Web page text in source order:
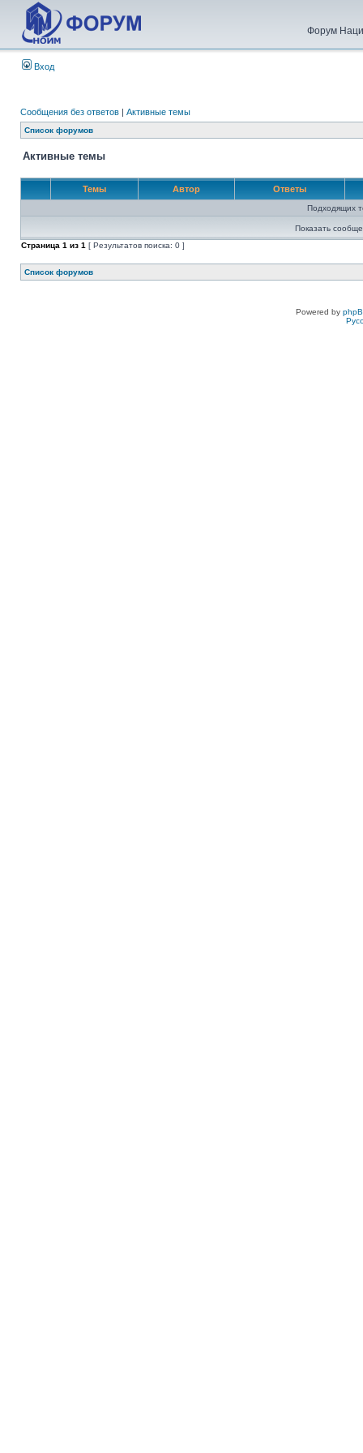
Форум
Вход
Сообщения без ответов | Активные темы
Список форумов
Активные темы
Темы Автор Ответы
Подходящих
Показать
Страница 1 из 1 [ Результатов поиска: 0 ]
Список форумов
Powered by